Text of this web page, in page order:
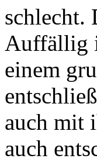
schlecht.
Auffällig
einem
auch mit
auch